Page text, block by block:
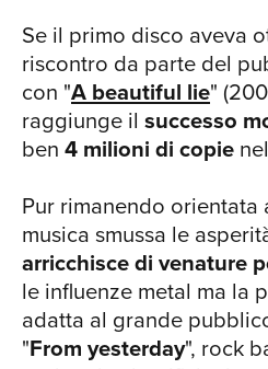
spazio e il brano
anteprima sulla Stazione
Internazionale. Le 12
trattano le quattro
preannunciate da una
“Birth” e
appassionate, sono
“Up in the Air”, dal
ballata “City of Angels”,
struggente “End of All
od Varanasi”, brano
Se il primo disco aveva
riscontro da parte del
con "A beautiful lie"
raggiunge il successo
ben 4 milioni di copie
Pur rimanendo orientata
musica smussa le
arricchisce di venature
le influenze metal ma la
adatta al grande
"From yesterday", rock